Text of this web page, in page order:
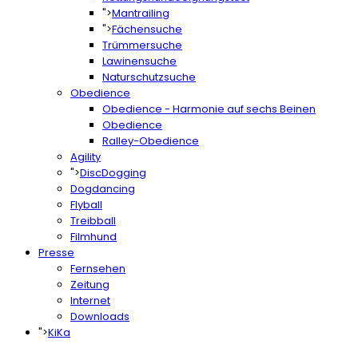
">Mantrailing
">Fächensuche
Trümmersuche
Lawinensuche
Naturschutzsuche
Obedience
Obedience - Harmonie auf sechs Beinen
Obedience
Ralley-Obedience
Agility
">DiscDogging
Dogdancing
Flyball
Treibball
Filmhund
Presse
Fernsehen
Zeitung
Internet
Downloads
">KiKa